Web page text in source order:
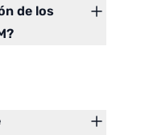
de los